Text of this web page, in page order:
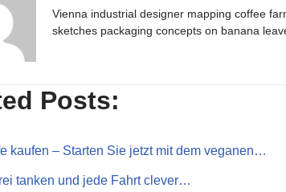
Vienna industrial designer mapping coffee
sketches packaging concepts on banana
Posts:
kaufen – Starten Sie jetzt mit dem veganen…
tanken und jede Fahrt clever…